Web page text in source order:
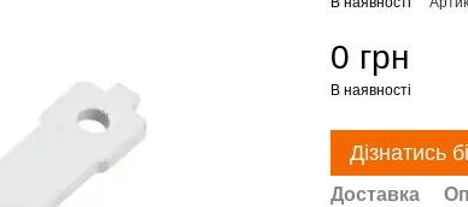
0 грн
В наявності
Дізнатись
Доставка